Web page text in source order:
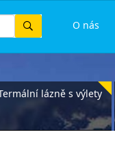
O nás
lázně s výlety